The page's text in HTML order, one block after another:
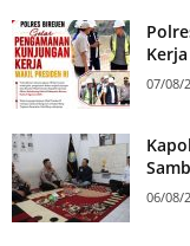
07/08/
06/08/